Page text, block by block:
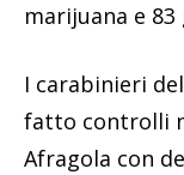
marijuana e
I carabinieri
fatto controlli
Afragola con